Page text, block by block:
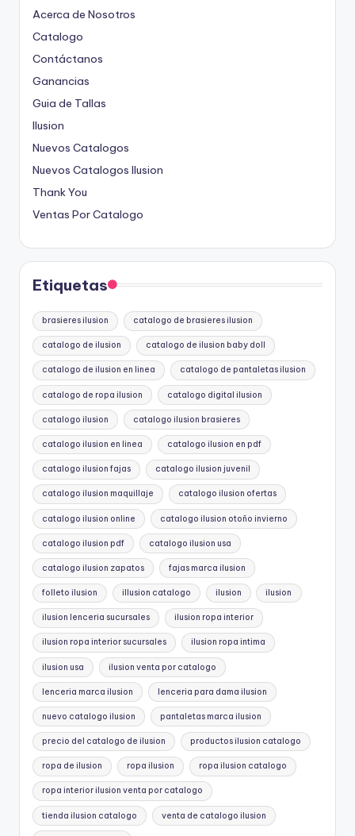
Acerca de Nosotros
Catalogo
Contáctanos
Ganancias
Guia de Tallas
Ilusion
Nuevos Catalogos
Nuevos Catalogos Ilusion
Thank You
Ventas Por Catalogo
Etiquetas
brasieres ilusion catalogo de brasieres ilusion
catalogo de ilusion catalogo de ilusion baby doll
catalogo de ilusion en linea catalogo de pantaletas ilusion
catalogo de ropa ilusion catalogo digital ilusion
catalogo ilusion catalogo ilusion brasieres
catalogo ilusion en linea catalogo ilusion en pdf
catalogo ilusion fajas catalogo ilusion juvenil
catalogo ilusion maquillaje catalogo ilusion ofertas
catalogo ilusion online catalogo ilusion otoño invierno
catalogo ilusion pdf catalogo ilusion usa
catalogo ilusion zapatos fajas marca ilusion
folleto ilusion illusion catalogo ilusion ilusion
ilusion lenceria sucursales ilusion ropa interior
ilusion ropa interior sucursales ilusion ropa intima
ilusion usa ilusion venta por catalogo
lenceria marca ilusion lenceria para dama ilusion
nuevo catalogo ilusion pantaletas marca ilusion
precio del catalogo de ilusion productos ilusion catalogo
ropa de ilusion ropa ilusion ropa ilusion catalogo
ropa interior ilusion venta por catalogo
tienda ilusion catalogo venta de catalogo ilusion